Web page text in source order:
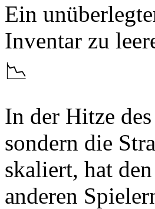
Ein
Inventar zu
📉
In der Hitze
sondern die
skaliert, hat
anderen